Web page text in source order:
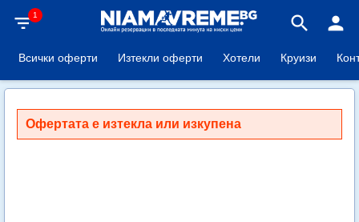
filter_list1 search person
Всички оферти Изтекли оферти Хотели Круизи
Офертата е изтекла или изкупена